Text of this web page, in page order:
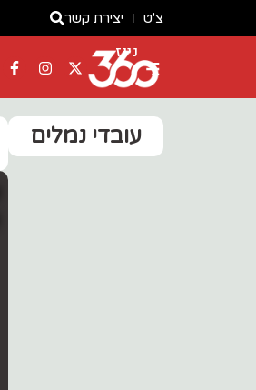
צ'ט יצירת קשר
ניוז
עובדי נמלים